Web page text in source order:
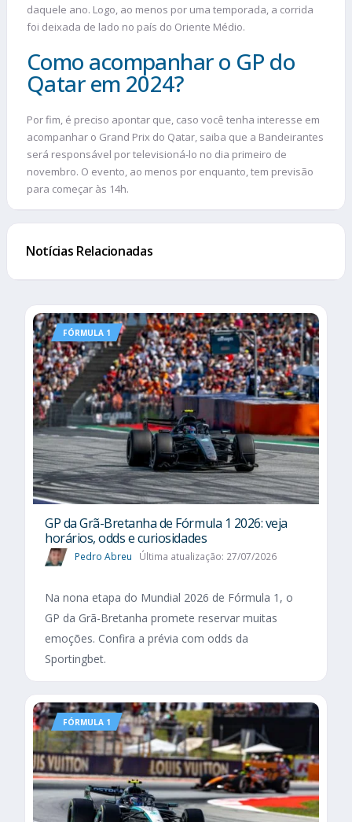
daquele ano. Logo, ao menos por uma temporada, a corrida
foi deixada de lado no país do Oriente Médio.
Como acompanhar o GP do
Qatar em 2024?
Por fim, é preciso apontar que, caso você tenha interesse em
acompanhar o Grand Prix do Qatar, saiba que a Bandeirantes
será responsável por televisioná-lo no dia primeiro de
novembro. O evento, ao menos por enquanto, tem previsão
para começar às 14h.
Notícias Relacionadas
FÓRMULA 1
GP da Grã-Bretanha de Fórmula 1 2026: veja
horários, odds e curiosidades
Pedro Abreu Última atualização: 27/07/2026
Na nona etapa do Mundial 2026 de Fórmula 1, o
GP da Grã-Bretanha promete reservar muitas
emoções. Confira a prévia com odds da
Sportingbet.
FÓRMULA 1